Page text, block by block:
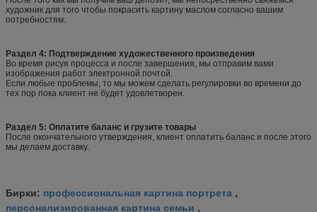
художник для того чтобы покрасить картину маслом согласно вашим
потребностям.
Раздел 4: Подтверждение художественного произведения
Во время рисуя процесса и после завершения, мы отправим вами
изображения работ электронной почтой.
Если любые проблемы, то мы можем сделать регулировки во времени до
тех пор пока клиент не будет удовлетворен.
Раздел 5: Оплатите баланс и грузите товары
После окончательного утверждения, клиент оплатить баланс и после этого
мы делаем доставку.
Бирки: профессиональная картина портрета ,
персонализированная картина семьи ,